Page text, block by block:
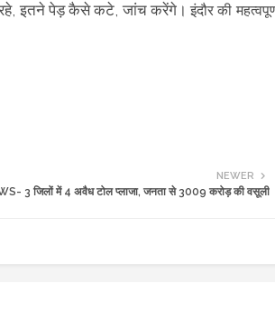
रहे, इतने पेड़ कैसे कटे, जांच करेंगे।इंदौर की
NEWER
3 जिलों में 4 अवैध टोल प्लाजा, जनता से 3009 करोड़ की वसूली